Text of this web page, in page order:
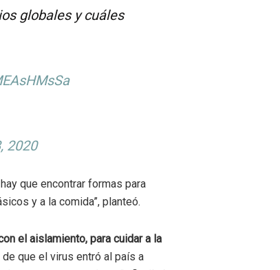
globales y cuáles
2020
que encontrar formas para
y a la comida”, planteó.
el aislamiento, para cuidar a la
que el virus entró al país a